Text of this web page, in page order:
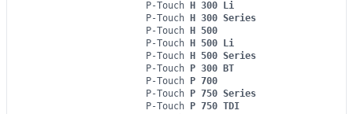
P-Touch H 300 Li
P-Touch H 300 Series
P-Touch H 500
P-Touch H 500 Li
P-Touch H 500 Series
P-Touch P 300 BT
P-Touch P 700
P-Touch P 750 Series
P-Touch P 750 TDI